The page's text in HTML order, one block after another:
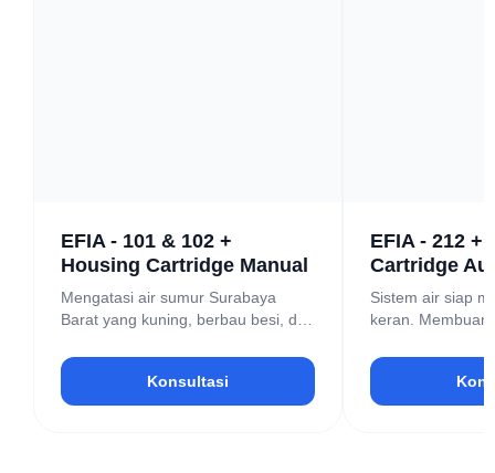
EFIA - 101 & 102 +
Housing Cartridge Manual
Mengatasi air sumur Surabaya
Barat yang kuning, berbau besi, dan
Konsultasi
EFIA - 212 +
Cartridge
Sistem air siap
keran.